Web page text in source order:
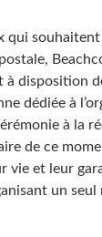
qui
à disposition
dédiée à
à la
de ce
vie et leur
un seul